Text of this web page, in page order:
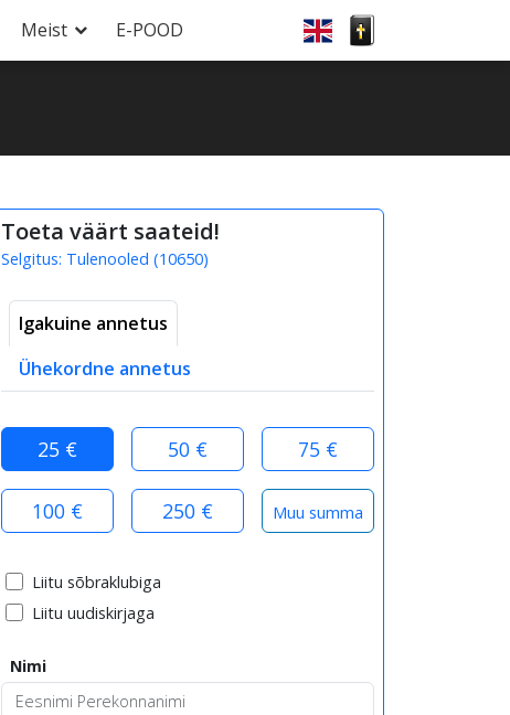
Meist E-POOD
Toeta väärt saateid!
Selgitus: Tulenooled (10650)
Igakuine annetus
Ühekordne annetus
25 € 50 € 75 €
100 € 250 €
Liitu sõbraklubiga
Liitu uudiskirjaga
Nimi